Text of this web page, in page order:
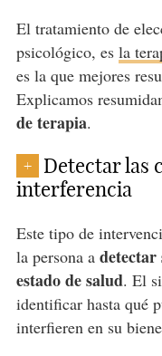
El tratamiento de
psicológico, es la
es la que mejores
Explicamos
de terapia.
+
Detectar las
interferencia
Este tipo de
la persona a detectar
estado de salud. El
identificar hasta qué
interfieren en su